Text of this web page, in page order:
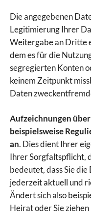
Die angegebenen
Legitimierung Ihrer
Weitergabe an Dritte
dem es für die
segregierten Konten
keinem Zeitpunkt
Daten
Aufzeichnungen
beispielsweise
an. Dies dient Ihrer
Ihrer Sorgfaltspflicht,
bedeutet, dass Sie
jederzeit aktuell und
Ändert sich also
Heirat oder Sie ziehen